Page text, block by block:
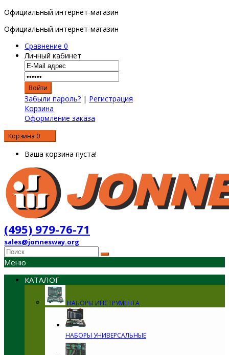
Официальный интернет-магазин
Официальный интернет-магазин
Сравнение 0
Личный кабинет
Забыли пароль? | Регистрация
Корзина
Оформление заказа
Корзина 0
Ваша корзина пуста!
(495) 979-76-71
sales@jonnesway.org
Меню
КАТАЛОГ
НАБОРЫ ИНСТРУМЕНТА
НАБОРЫ УНИВЕРСАЛЬНЫЕ